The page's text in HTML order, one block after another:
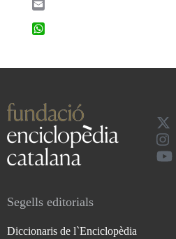
Segells editorials
Diccionaris de l`Enciclopèdia